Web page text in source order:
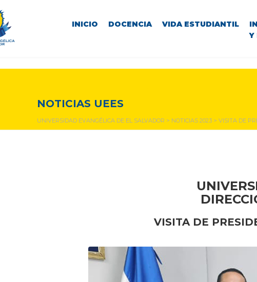
INICIO DOCENCIA VIDA ESTUDIANTIL
Y
NOTICIAS UEES
UNIVERSIDAD EVANGÉLICA DE EL SALVADOR > NOTICIAS 2023 > VISITA DE
VISITA DE